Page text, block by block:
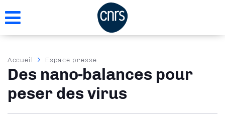
au
Fil
d'Ariane
Accueil Espace presse
Des nano-balances pour
peser des virus